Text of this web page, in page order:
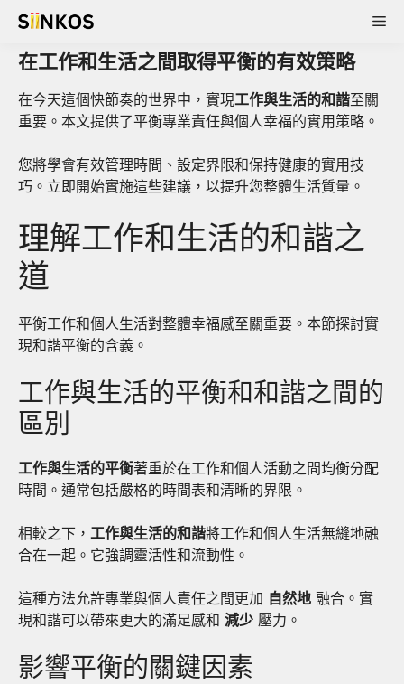
Skip
content
在工作和生活之間取得平衡的有效策略
在今天這個快節奏的世界中，實現工作與生活的和諧至關
重要。本文提供了平衡專業責任與個人幸福的實用策略。
您將學會有效管理時間、設定界限和保持健康的實用技
巧。立即開始實施這些建議，以提升您整體生活質量。
理解工作和生活的和諧之
道
平衡工作和個人生活對整體幸福感至關重要。本節探討實
現和諧平衡的含義。
工作與生活的平衡和和諧之間的
區別
工作與生活的平衡著重於在工作和個人活動之間均衡分配
時間。通常包括嚴格的時間表和清晰的界限。
相較之下， 工作與生活的和諧將工作和個人生活無縫地融
合在一起。它強調靈活性和流動性。
這種方法允許專業與個人責任之間更加 自然地 融合。實
現和諧可以帶來更大的滿足感和 減少 壓力。
影響平衡的關鍵因素